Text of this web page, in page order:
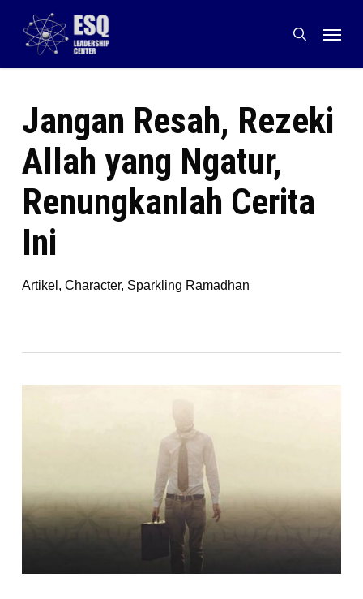
content
search
Menu
Jangan Resah, Rezeki
Allah yang Ngatur,
Renungkanlah Cerita
Ini
Artikel , Character, Sparkling Ramadhan